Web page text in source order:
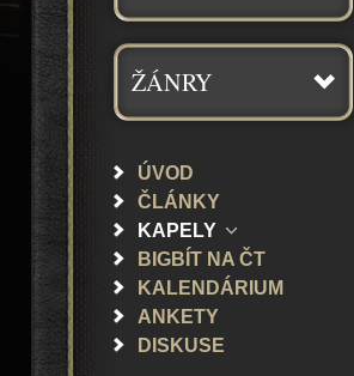
ŽÁNRY
ÚVOD
ČLÁNKY
KAPELY
BIGBÍT NA ČT
KALENDÁRIUM
ANKETY
DISKUSE